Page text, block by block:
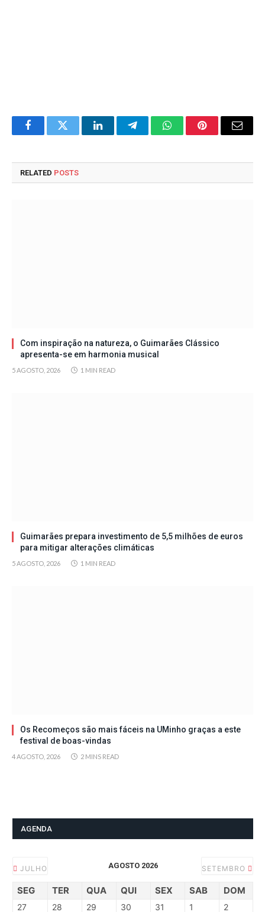
FacebookTwitter LinkedInTelegramWhatsAppPinterestEmail
RELATED POSTS
Com inspiração na natureza, o Guimarães Clássico
apresenta-se em harmonia musical
5 AGOSTO, 2026 1 MIN READ
Guimarães prepara investimento de 5,5 milhões de euros
para mitigar alterações climáticas
5 AGOSTO, 2026 1 MIN READ
Os Recomeços são mais fáceis na UMinho graças a este
festival de boas-vindas
4 AGOSTO, 2026 2 MINS READ
AGENDA
JULHO AGOSTO 2026 SETEMBRO
SEG TER QUA QUI SEX SAB DOM
27 28 29 30 31 1 2